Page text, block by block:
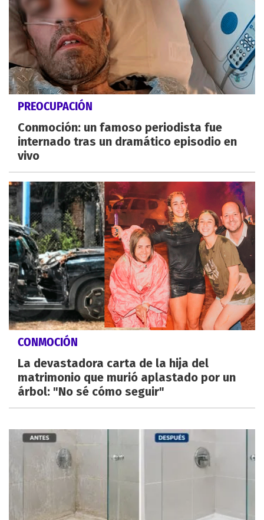
PREOCUPACIÓN
Conmoción: un famoso periodista fue
internado tras un dramático episodio en
vivo
CONMOCIÓN
La devastadora carta de la hija del
matrimonio que murió aplastado por un
árbol: "No sé cómo seguir"